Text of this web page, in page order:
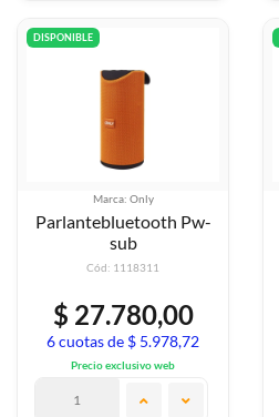
DISPONIBLE
Marca: Only
Parlantebluetooth Pw-
sub
Cód: 1118311
$ 27.780,00
6 cuotas de $ 5.978,72
Precio exclusivo web